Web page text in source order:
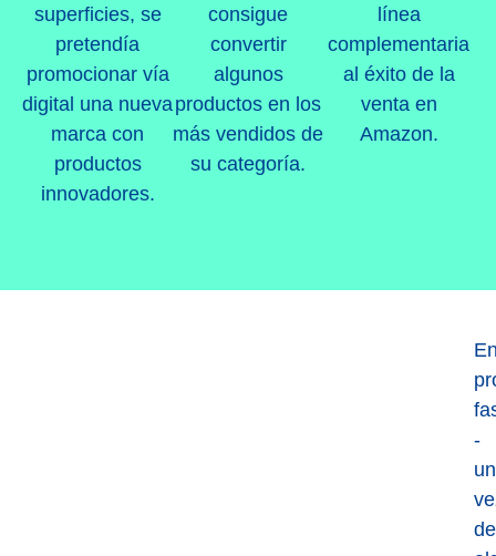
superficies, se
pretendía
promocionar vía
digital una nueva
marca con
productos
innovadores.
consigue
convertir
algunos
productos en los
más vendidos de
su categoría.
línea
complementaria
al éxito de la
venta en
Amazon.
-